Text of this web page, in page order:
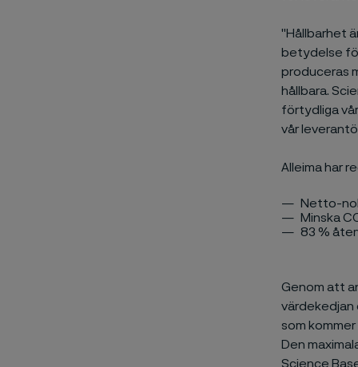
"Hållbarhet
betydelse
produceras
hållbara.
förtydliga
vår
Alleima har
Netto-
Minska
83 %
Genom att
värdekedjan
som
Den
Science